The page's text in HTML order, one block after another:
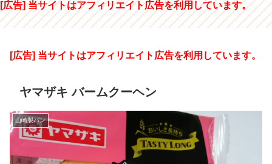
[広告] 当サイトはアフィリエイト広告を利用しています。
[広告] 当サイトはアフィリエイト広告を利用しています。
ヤマザキ バームクーヘン
山崎製パン